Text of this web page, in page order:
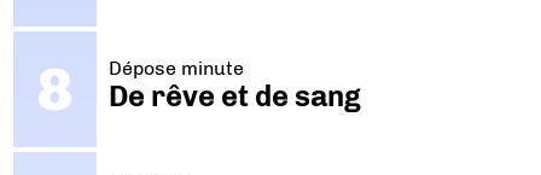
Dépose minute
De rêve et de sang